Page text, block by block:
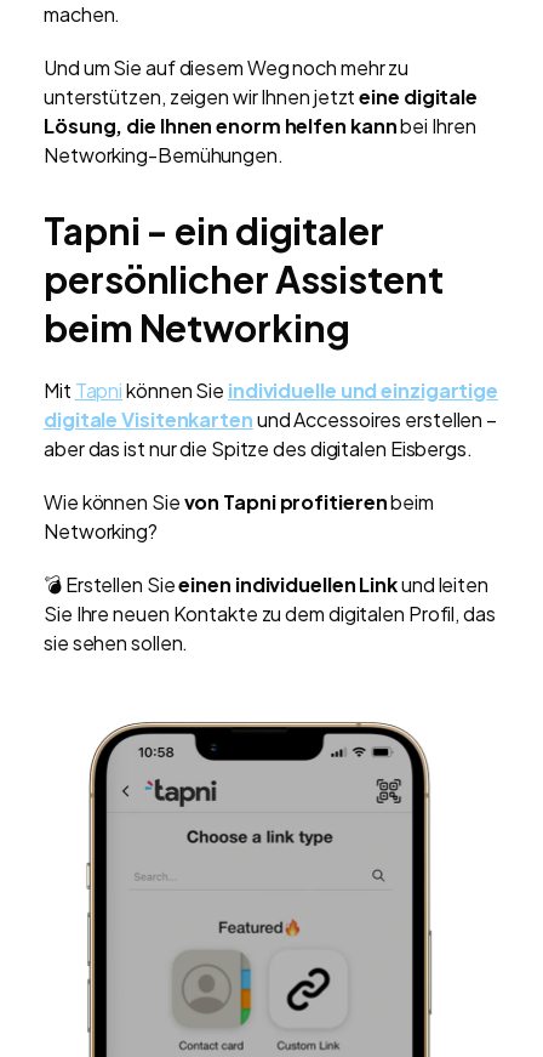
machen.
Und um Sie auf diesem Weg noch mehr zu
unterstützen, zeigen wir Ihnen jetzteine digitale
Lösung, die Ihnen enorm helfen kannbei Ihren
Networking-Bemühungen.
Tapni - ein digitaler
persönlicher Assistent
beim Networking
Mit Tapnikönnen Sie individuelle und einzigartige
digitale Visitenkartenund Accessoires erstellen –
aber das ist nur die Spitze des digitalen Eisbergs.
Wie können Sievon Tapni profitierenbeim
Networking?
💣 Erstellen Sieeinen individuellen Linkund leiten
Sie Ihre neuen Kontakte zu dem digitalen Profil, das
sie sehen sollen.